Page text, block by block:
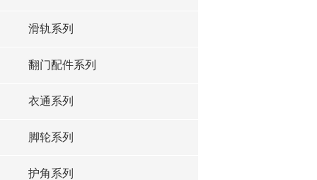
滑轨系列
翻门配件系列
衣通系列
脚轮系列
护角系列